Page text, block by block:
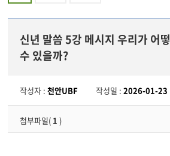
신년 말씀 5강 메시지 우리가 어
수 있을까?
작성자 :천안UBF 작성일 :2026-01-23
첨부파일( 1 )